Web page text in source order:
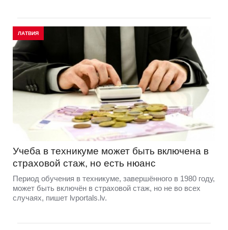
ЛАТВИЯ
Учеба в техникуме может быть включена в
страховой стаж, но есть нюанс
Период обучения в техникуме, завершённого в 1980 году,
может быть включён в страховой стаж, но не во всех
случаях, пишет lvportals.lv.